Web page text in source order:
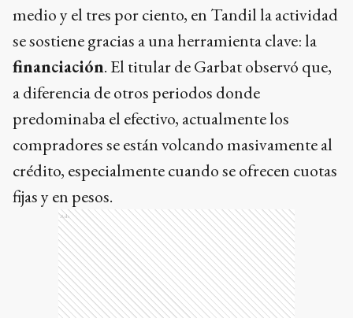
medio y el tres por ciento, en Tandil la actividad
se sostiene gracias a una herramienta clave: la
financiación. El titular de Garbat observó que,
a diferencia de otros periodos donde
predominaba el efectivo, actualmente los
compradores se están volcando masivamente al
crédito, especialmente cuando se ofrecen cuotas
fijas y en pesos.
Ads